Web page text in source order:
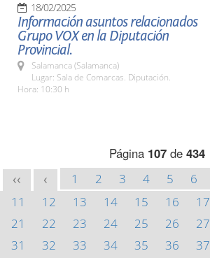
18/02/2025
Información asuntos relacionados
Grupo VOX en la Diputación
Provincial.
Salamanca (Salamanca)
Lugar: Sala de Comarcas. Diputación.
Hora: 10:30 h
Página 107de 434
<< < 1 2 3 4 5 6
11
12 13 14 15 16 17
21
22 23 24 25 26 27
31
32 33 34 35 36 37